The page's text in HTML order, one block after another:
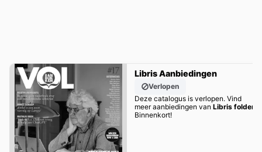
Libris Aanbiedingen
Verlopen
Deze catalogus is verlopen. Vind
meer aanbiedingen van Libris folder
Binnenkort!